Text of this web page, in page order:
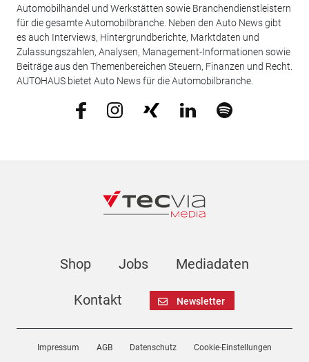
Automobilhandel und Werkstätten sowie Branchendienstleistern
für die gesamte Automobilbranche. Neben den Auto News gibt
es auch Interviews, Hintergrundberichte, Marktdaten und
Zulassungszahlen, Analysen, Management-Informationen sowie
Beiträge aus den Themenbereichen Steuern, Finanzen und Recht.
AUTOHAUS bietet Auto News für die Automobilbranche.
Shop Jobs Mediadaten
Kontakt Newsletter
Impressum AGB Datenschutz Cookie-Einstellungen